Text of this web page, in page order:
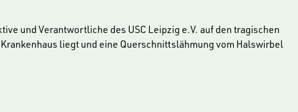
und Verantwortliche des USC Leipzig e.V. auf den tragischen
liegt und eine Querschnittslähmung vom Halswirbel